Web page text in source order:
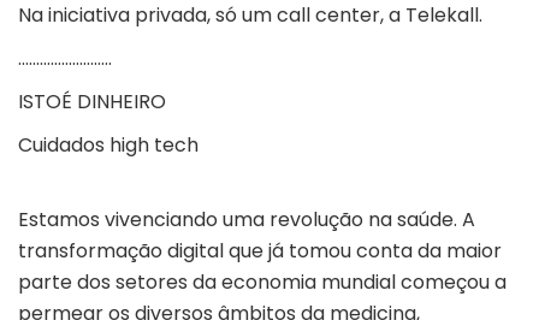
Na iniciativa privada, só um call center, a Telekall.
……………………..
ISTOÉ DINHEIRO
Cuidados high tech
Estamos vivenciando uma revolução na saúde. A
transformação digital que já tomou conta da maior
parte dos setores da economia mundial começou a
permear os diversos âmbitos da medicina,